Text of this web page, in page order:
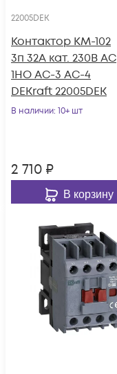
22005DEK
Контактор КМ-102
3п 32А кат. 230В AC
1НО AC-3 AC-4
DEKraft 22005DEK
В наличии: 10+ шт
2 710 ₽
В корзину